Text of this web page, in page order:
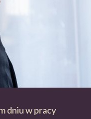
dniu w pracy